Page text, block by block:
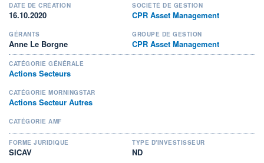
DATE DE CRÉATION
16.10.2020
SOCIÉTÉ DE GESTION
CPR Asset Management
GÉRANTS
Anne Le Borgne
GROUPE DE GESTION
CPR Asset Management
CATÉGORIE GÉNÉRALE
Actions Secteurs
CATÉGORIE MORNINGSTAR
Actions Secteur Autres
CATÉGORIE AMF
FORME JURIDIQUE
SICAV
TYPE D'INVESTISSEUR
ND